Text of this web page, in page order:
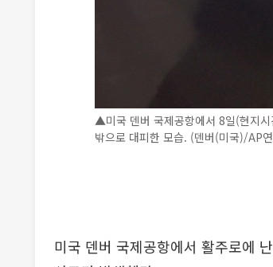
▲미국 덴버 국제공항에서 8일(현지
밖으로 대피한 모습. (덴버(미국)/AP
미국 덴버 국제공항에서 활주로에